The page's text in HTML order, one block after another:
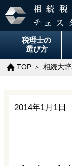
税理士の
選び方
TOP 相続大
2014年1月1日